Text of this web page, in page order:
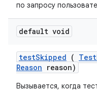
по запросу
default void
testSkipped ( Test
Reason reason)
Вызывается, когда